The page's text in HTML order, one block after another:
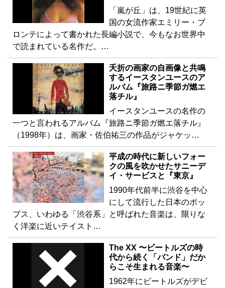
「嵐が丘」は、19世紀に英
国の女流作家エミリー・ブ
ロンテによって書かれた長編小説で、今もなお世界中
で読まれている名作だ。…
夭折の画家の自画像と共鳴
するイースタンユースのア
ルバム『旅路ニ季節ガ燃エ
落チル』
イースタンユースの名作の
一つと言われるアルバム『旅路ニ季節ガ燃エ落チル』
（1998年）は、画家・佐伯祐三の作品がジャケッ…
平成の時代に新しいフォー
クの風を吹かせたサニーデ
イ・サービスと『東京』
1990年代前半に渋谷を中心
にして流行した日本のポッ
プス、いわゆる「渋谷系」と呼ばれた音楽は、限りな
く洋楽に近いテイスト…
The XX 〜ビートルズの時
代から続く「バンド」だか
らこそ生まれる音楽〜
1962年にビートルズがデビ